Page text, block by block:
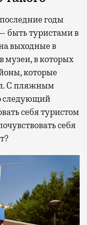
годы
быть туристами в
выходные в
музеи, в которых
которые
С пляжным
следующий
себя туристом
себя